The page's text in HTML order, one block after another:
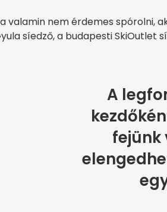
valamin nem érdemes spórolni,
síedző, a budapesti SkiOutlet
A
fejünk